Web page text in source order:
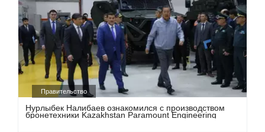
Правительство
Нурлыбек Налибаев ознакомился с производством
бронетехники Kazakhstan Paramount Engineering